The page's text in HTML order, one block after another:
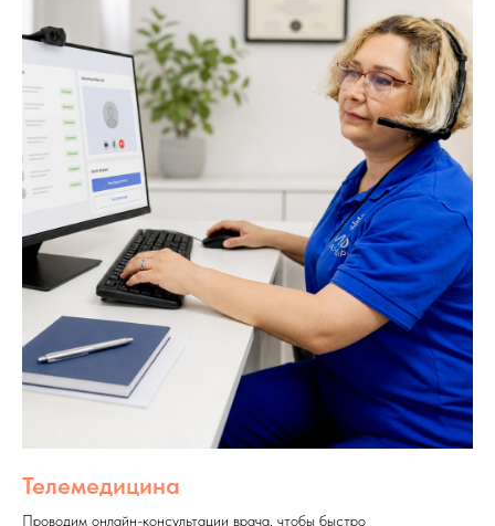
Телемедицина
Проводим онлайн-консультации врача, чтобы быстро